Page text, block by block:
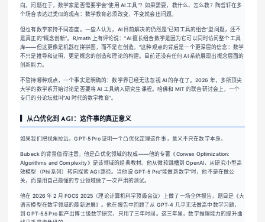
向。问题在于，数学家是否需要学会”使用 AI 工具”？如果需要，教什么、怎么教？陶哲轩在多
个场合表达过类似的观点：数学教育必须改变，不变就会出问题。
但也有数学家持不同态度。一些人认为，AI 目前解决的仍然是”已知工具的组合”型问题，还不
是真正的”概念创新”。R/math 上有评论说：”AI 擅长组合数学是因为它可以同时访问整个工具
库——但这更像是机器在拼拼图，而不是在创造。”这种观点的背后是一个更深层的信念：数学
不只是推导和证明，更是概念的创造和理论的构建。目前还没有任何 AI 系统展现出概念层面的
创新能力。
不管持哪种观点，一个事实是明确的：数学界已经无法忽视 AI 的存在了。2026 年，多所顶尖
大学的数学系开始讨论是否要将 AI 工具纳入研究生课程。哈佛和 MIT 的联合研讨会上，一个
专门的分论坛就叫”AI 时代的数学教育”。
▎从凸优化到 AGI：这件事的真正意义
如果我们把视角拉远，GPT-5 Pro 证明一个凸优化定理这件事，意义不只在数学本身。
Bubeck 的背景值得注意。他是凸优化领域的权威——他的专著《Convex Optimization:
Algorithms and Complexity》是该领域的经典教材。他从微软跳槽到 OpenAI，从研究小型高
效模型（Phi 系列）转向探索 AGI 路径。当他说 GPT-5 Pro”能做新数学”时，他不是在做公
关，而是用自己最懂的专业领域做了一次严肃的测试。
他在 2026 年 2 月 FOCS 2025（理论计算机科学顶级会议）上做了一场全体报告，题目是《大
语言模型在数学领域的最新进展》。他在报告中回顾了从 GPT-4 几乎无法做高中数学习题，
到 GPT-5.5 Pro 能产出博士级数学研究，只用了三年时间。这三年里，数学推理能力的提升曲